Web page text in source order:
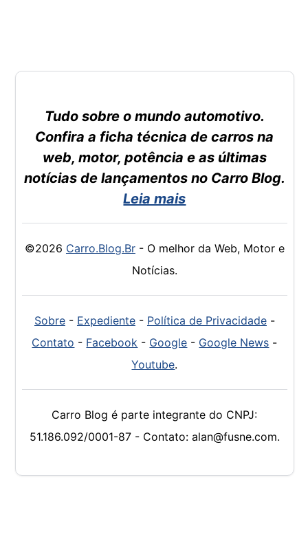
Tudo sobre o mundo automotivo.
Confira a ficha técnica de carros na
web, motor, potência e as últimas
notícias de lançamentos no Carro Blog.
Leia mais
©2026 Carro.Blog.Br- O melhor da Web, Motor e
Notícias.
Sobre- Expediente- Política de Privacidade-
Contato - Facebook - Google - Google News -
Youtube.
Carro Blog é parte integrante do CNPJ:
51.186.092/0001-87 - Contato: alan@fusne.com.